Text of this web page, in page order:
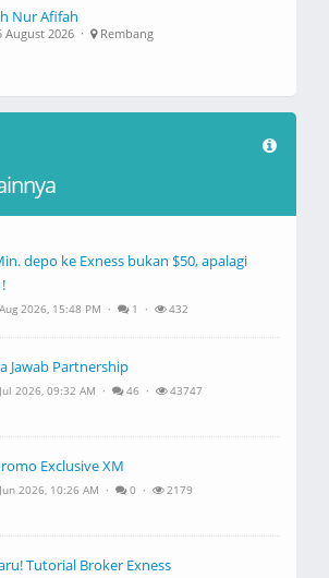
Nur Afifah
August 2026 · Rembang
depo ke Exness bukan $50, apalagi
2026, 15:48 PM · 1 · 432
Jawab Partnership
2026, 09:32 AM · 46 · 43747
Exclusive XM
2026, 10:26 AM · 0 · 2179
Tutorial Broker Exness